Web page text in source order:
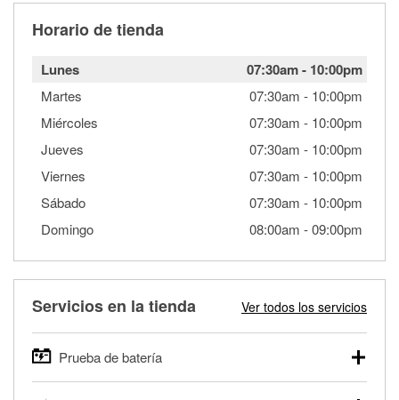
Horario de tienda
Lunes 07:30am- 10:00pm
Martes 07:30am - 10:00pm
Miércoles
07:30am - 10:00pm
Jueves
07:30am - 10:00pm
Viernes
07:30am - 10:00pm
Sábado
07:30am - 10:00pm
Domingo
08:00am -09:00pm
Servicios en la tienda Ver todos los servicios
Prueba de batería